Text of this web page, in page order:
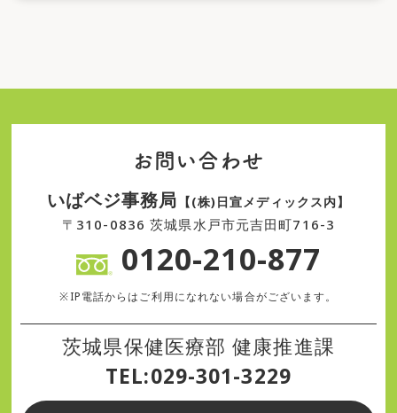
お問い合わせ
いばベジ事務局 【(株)日宣メディックス内】
〒310-0836 茨城県水戸市元吉田町716-3
0120-210-877
※IP電話からはご利用になれない場合がございます。
茨城県保健医療部 健康推進課
TEL:029-301-3229